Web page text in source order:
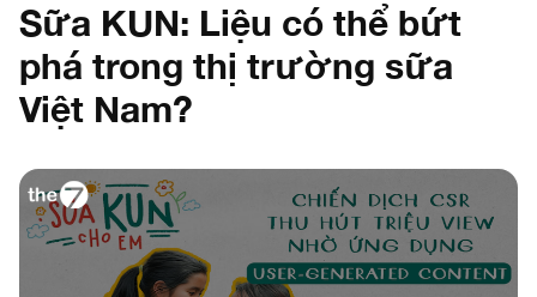
Sữa KUN: Liệu có thể bứt
phá trong thị trường sữa
Việt Nam?